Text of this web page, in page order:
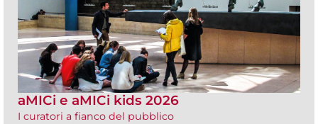
aMICi e aMICi kids 2026
I curatori a fianco del pubblico